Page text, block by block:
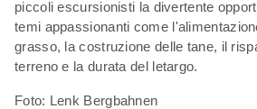
piccoli escursionisti la divertente
temi appassionanti come
grasso, la costruzione delle tane, il
terreno e la durata del letargo.
Foto: Lenk Bergbahnen